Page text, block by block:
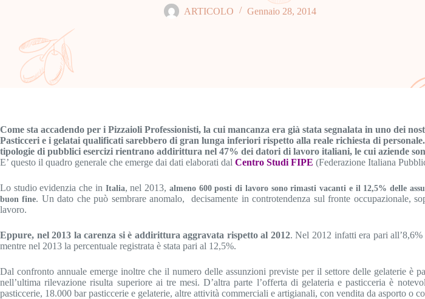
ARTICOLO Gennaio 28, 2014
Come sta accadendo per i Pizzaioli Professionisti, la cui mancanza era già stata segnalata in uno dei
Pasticceri e i gelatai qualificati sarebbero di gran lunga inferiori rispetto alla reale richiesta di
tipologie di pubblici esercizi rientrano addirittura nel 47% dei datori di lavoro italiani, le cui aziende
E’ questo il quadro generale che emerge dai dati elaborati dal Centro Studi FIPE (Federazione Italiana
Lo studio evidenzia che inItalia, nel 2013, almeno 600 posti di lavoro sono rimasti vacanti e il 12,5% delle
buon fine. Un dato che può sembrare anomalo, decisamente in controtendenza sul fronte occupazionale,
lavoro.
Eppure, nel 2013 la carenza si è addirittura aggravata rispetto al 2012. Nel 2012 infatti era pari
mentre nel 2013 la percentuale registrata è stata pari al 12,5%.
Dal confronto annuale emerge inoltre che il numero delle assunzioni previste per il settore delle gelaterie è
nell’ultima rilevazione risulta superiore ai tre mesi. D’altra parte l’offerta di gelateria e pasticceria è
pasticcerie, 18.000 bar pasticcerie e gelaterie, altre attività commerciali e artigianali, con vendita da asporto o